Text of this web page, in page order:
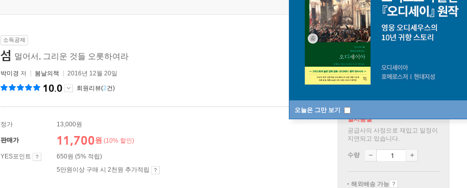
오늘은 그만 보기
소득공제
섬 멀어서, 그리운 것들 오롯하여라
박미경 저 봄날의책 2016년 12월 20일
10.0 회원리뷰(2건)
정가 13,000원
판매가 11,700원 (10% 할인)
YES포인트
650원 (5% 적립)
5만원이상 구매 시 2천원 추가적립
일시품절
공급사의 사정으로 재입고 일정이
지연되고 있습니다.
수량
해외배송 가능